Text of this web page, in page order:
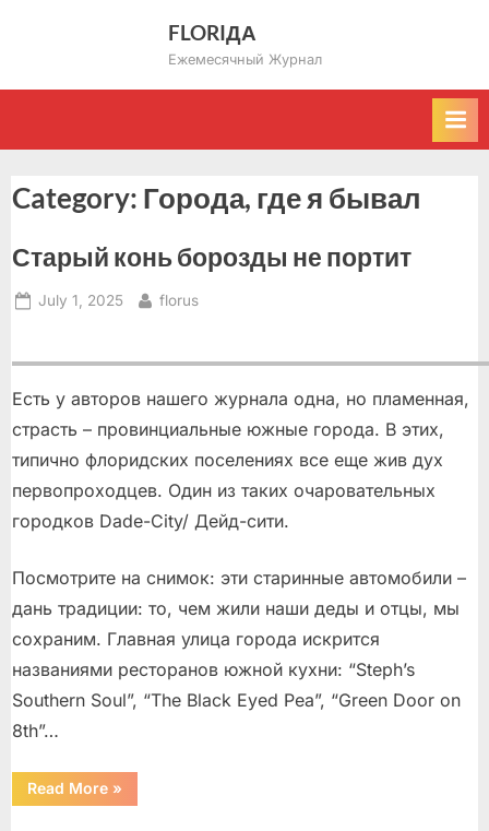
FLORIДА
Ежемесячный Журнал
Category: Города, где я бывал
Старый конь борозды не портит
Posted
July 1, 2025 By
florus
Есть у авторов нашего журнала одна, но пламенная,
страсть – провинциальные южные города. В этих,
типично флоридских поселениях все еще жив дух
первопроходцев. Один из таких очаровательных
городков Dade-City/ Дейд-сити.
Посмотрите на снимок: эти старинные автомобили –
дань традиции: то, чем жили наши деды и отцы, мы
сохраним. Главная улица города искрится
названиями ресторанов южной кухни: “Steph’s
Southern Soul”, “The Black Eyed Pea”, “Green Door on
8th”…
Read More“Старый
конь
»